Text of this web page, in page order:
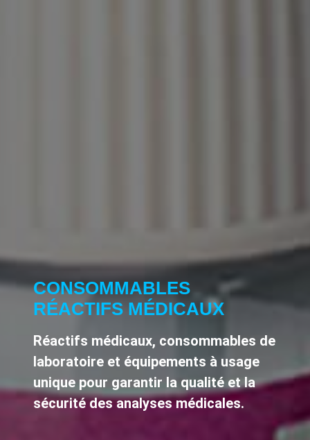
CONSOMMABLES
RÉACTIFS MÉDICAUX
Réactifs médicaux, consommables de
laboratoire et équipements à usage
unique pour garantir la qualité et la
sécurité des analyses médicales.